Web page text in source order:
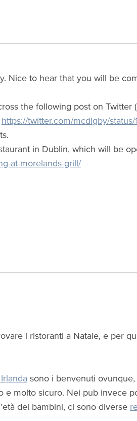
Nice to hear that you will be
the following post on Twitter
https://twitter.com/mcdigby/
in Dublin, which will be
at-morelands-grill/
i ristoranti a Natale, e per
sono i benvenuti
e molto sicuro. Nei pub invece
dei bambini, ci sono diverse